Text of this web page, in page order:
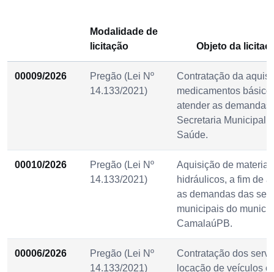
Modalidade de
licitação
Objeto da
00009/2026
Pregão (Lei Nº
14.133/2021)
Contratação da
medicamentos
atender as demandas
Secretaria Municipal
Saúde.
00010/2026
Pregão (Lei Nº
14.133/2021)
Aquisição de
hidráulicos, a fim de
as demandas das
municipais do
CamalaúPB.
00006/2026
Pregão (Lei Nº
14.133/2021)
Contratação dos
locação de veículos